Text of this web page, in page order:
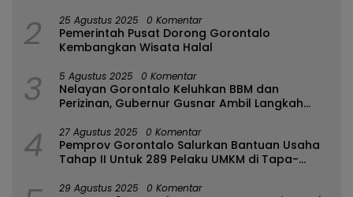
2 25 Agustus 2025 0 Komentar
Pemerintah Pusat Dorong Gorontalo
Kembangkan Wisata Halal
3 5 Agustus 2025 0 Komentar
Nelayan Gorontalo Keluhkan BBM dan
Perizinan, Gubernur Gusnar Ambil Langkah
4 27 Agustus 2025 0 Komentar
Pemprov Gorontalo Salurkan Bantuan Usaha
Tahap II Untuk 289 Pelaku UMKM di Tapa-
29 Agustus 2025 0 Komentar